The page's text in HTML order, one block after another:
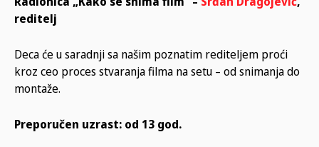
reditelj
Deca će u saradnji sa našim poznatim rediteljem proći
kroz ceo proces stvaranja filma na setu – od snimanja do
montaže.
Preporučen uzrast: od 13 god.